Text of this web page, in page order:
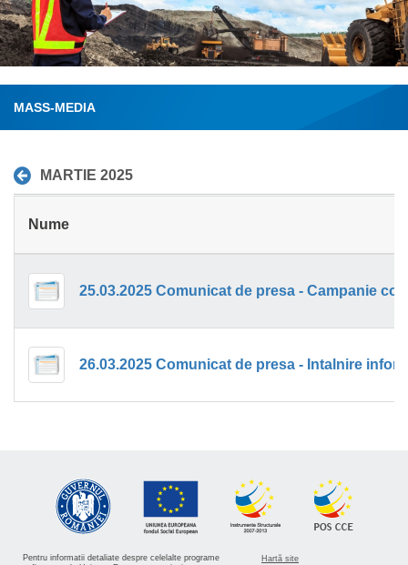
MASS-MEDIA
MARTIE 2025
Nume
25.03.2025 Comunicat de presa - Campanie
Pentru informatii detaliate despre celelalte programe
Hartă site